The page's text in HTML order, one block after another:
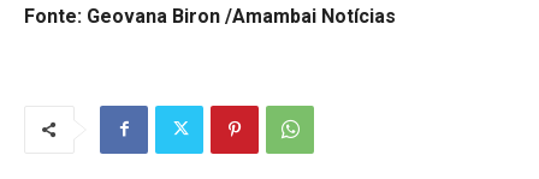
Fonte: Geovana Biron /Amambai Notícias